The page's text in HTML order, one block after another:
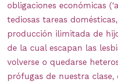
obligaciones económicas
tediosas tareas
producción ilimitada de
de la cual escapan las
volverse o quedarse
prófugas de nuestra